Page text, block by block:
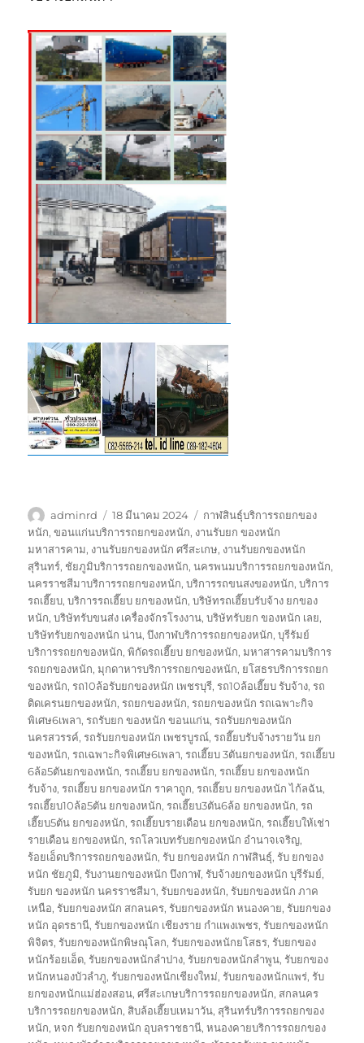
ผู้
เขียน
adminrd
เขียน
เมื่อ
18 มีนาคม 2024
ป้าย
กำกับ
กาฬสินธุ์บริการรถยกของ
หนัก,ขอนแก่นบริการรถยกของหนัก, งานรับยก ของหนัก
มหาสารคาม, งานรับยกของหนัก ศรีสะเกษ, งานรับยกของหนัก
สุรินทร์, ชัยภูมิบริการรถยกของหนัก,นครพนมบริการรถยกของหนัก,
นครราชสีมาบริการรถยกของหนัก,บริการรถขนสงของหนัก,บริการ
รถเฮี๊ยบ,บริการรถเฮี๊ยบ ยกของหนัก,บริษัทรถเฮี๊ยบรับจ้าง ยกของ
หนัก,บริษัทรับขนส่ง เครื่องจักรโรงงาน,บริษัทรับยก ของหนัก เลย,
บริษัทรับยกของหนัก น่าน,บึงกาฬบริการรถยกของหนัก,บุรีรัมย์
บริการรถยกของหนัก,พิกัดรถเฮี๊ยบ ยกของหนัก,มหาสารคามบริการ
รถยกของหนัก,มุกดาหารบริการรถยกของหนัก, ยโสธรบริการรถยก
ของหนัก,รถ10ล้อรับยกของหนัก เพชรบุรี,รถ10ล้อเฮี๊ยบ รับจ้าง,รถ
ติดเครนยกของหนัก,รถยกของหนัก,รถยกของหนัก รถเฉพาะกิจ
พิเศษ6เพลา,รถรับยก ของหนัก ขอนแก่น,รถรับยกของหนัก
นครสวรรค์,รถรับยกของหนัก เพชรบูรณ์,รถฮี๊ยบรับจ้างรายวัน ยก
ของหนัก,รถเฉพาะกิจพิเศษ6เพลา,รถเฮี๊ยบ 3ตันยกของหนัก,รถเฮี๊ยบ
6ล้อ5ตันยกของหนัก,รถเฮี๊ยบ ยกของหนัก,รถเฮี๊ยบ ยกของหนัก
รับจ้าง,รถเฮี๊ยบ ยกของหนัก ราคาถูก,รถเฮี๊ยบ ยกของหนัก ไก้ลฉัน,
รถเฮี๊ยบ10ล้อ5ตัน ยกของหนัก,รถเฮี๊ยบ3ตัน6ล้อ ยกของหนัก,รถ
เฮี๊ยบ5ตัน ยกของหนัก,รถเฮี๊ยบรายเดือน ยกของหนัก,รถเฮี๊ยบให้เช่า
รายเดือน ยกของหนัก,รถโลวเบทรับยกของหนัก อำนาจเจริญ,
ร้อยเอ็ดบริการรถยกของหนัก,รับ ยกของหนัก กาฬสินธุ์,รับ ยกของ
หนัก ชัยภูมิ,รับงานยกของหนัก บึงกาฬ,รับจ้างยกของหนัก บุรีรัมย์,
รับยก ของหนัก นครราชสีมา,รับยกของหนัก,รับยกของหนัก ภาค
เหนือ,รับยกของหนัก สกลนคร,รับยกของหนัก หนองคาย,รับยกของ
หนัก อุดรธานี,รับยกของหนัก เชียงราย กำแพงเพชร,รับยกของหนัก
พิจิตร,รับยกของหนักพิษณุโลก,รับยกของหนักยโสธร,รับยกของ
หนักร้อยเอ็ด,รับยกของหนักลำปาง,รับยกของหนักลำพูน,รับยกของ
หนักหนองบัวลำภู,รับยกของหนักเชียงใหม่,รับยกของหนักแพร่,รับ
ยกของหนักแม่ฮ่องสอน,ศรีสะเกษบริการรถยกของหนัก, สกลนคร
บริการรถยกของหนัก, สิบล้อเฮี๊ยบเหมาวัน, สุรินทร์บริการรถยกของ
หนัก,หจก รับยกของหนัก อุบลราชธานี,หนองคายบริการรถยกของ